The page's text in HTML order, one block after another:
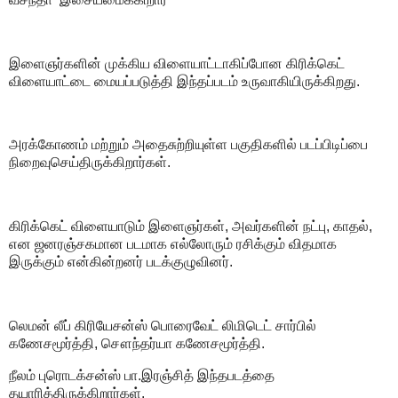
இளைஞர்களின் முக்கிய விளையாட்டாகிப்போன கிரிக்கெட்
விளையாட்டை மையப்படுத்தி இந்தப்படம் உருவாகியிருக்கிறது.
அரக்கோணம் மற்றும் அதைசுற்றியுள்ள பகுதிகளில் படப்பிடிப்பை
நிறைவுசெய்திருக்கிறார்கள்.
கிரிக்கெட் விளையாடும் இளைஞர்கள், அவர்களின் நட்பு, காதல்,
என ஜனரஞ்சகமான படமாக எல்லோரும் ரசிக்கும் விதமாக
இருக்கும் என்கின்றனர் படக்குழுவினர்.
லெமன் லீப் கிரியேசன்ஸ் பொரைவேட் லிமிடெட் சார்பில்
கணேசமூர்த்தி, சௌந்தர்யா கணேசமூர்த்தி.
நீலம் புரொடக்சன்ஸ் பா.இரஞ்சித் இந்தபடத்தை
தயாரித்திருக்கிறார்கள்.